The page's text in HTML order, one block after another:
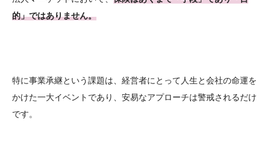
的」ではありません。
特に事業承継という課題は、経営者にとって人生と会社の命運を
かけた一大イベントであり、安易なアプローチは警戒されるだけ
です。